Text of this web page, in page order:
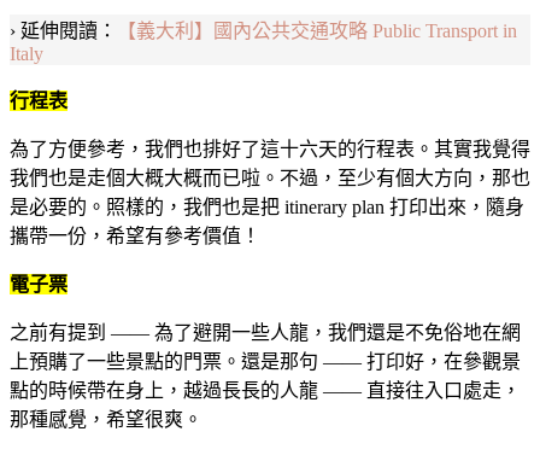
› 延伸閱讀：
【義大利】國內公共交通攻略 Public Transport in
Italy
行程表
為了方便參考，我們也排好了這十六天的行程表。其實我覺得
我們也是走個大概大概而已啦。不過，至少有個大方向，那也
是必要的。照樣的，我們也是把 itinerary plan 打印出來，隨身
攜帶一份，希望有參考價值！
電子票
之前有提到 —— 為了避開一些人龍，我們還是不免俗地在網
上預購了一些景點的門票。還是那句 —— 打印好，在參觀景
點的時候帶在身上，越過長長的人龍 —— 直接往入口處走，
那種感覺，希望很爽。